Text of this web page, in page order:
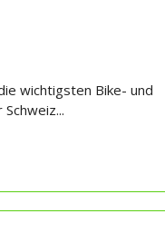
wichtigsten Bike- und